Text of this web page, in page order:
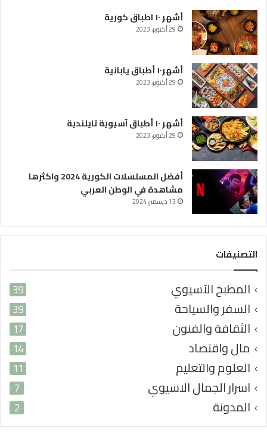
م
ش
ا
ه
د
ة
ف
ي
ا
ل
و
ط
ن
ا
ل
ع
ر
ب
ي
أشهر ١٠ اطباق كورية
29 أكتوبر، 2023
أشهر١٠ أطباق يابانية
29 أكتوبر، 2023
أشهر ١٠ أطباق آسيوية تايلندية
29 أكتوبر، 2023
أفضل المسلسلات الكورية 2024 واكثرها
مشاهدة في الوطن العربي
13 ديسمبر، 2024
التصنيفات
المطبخ الآسيوي 39
السفر والسياحة 39
الثقافة والفنون 17
مال واقتصاد 14
العلوم والتعليم 11
اسرار الجمال الاسيوي 7
المدونة 2